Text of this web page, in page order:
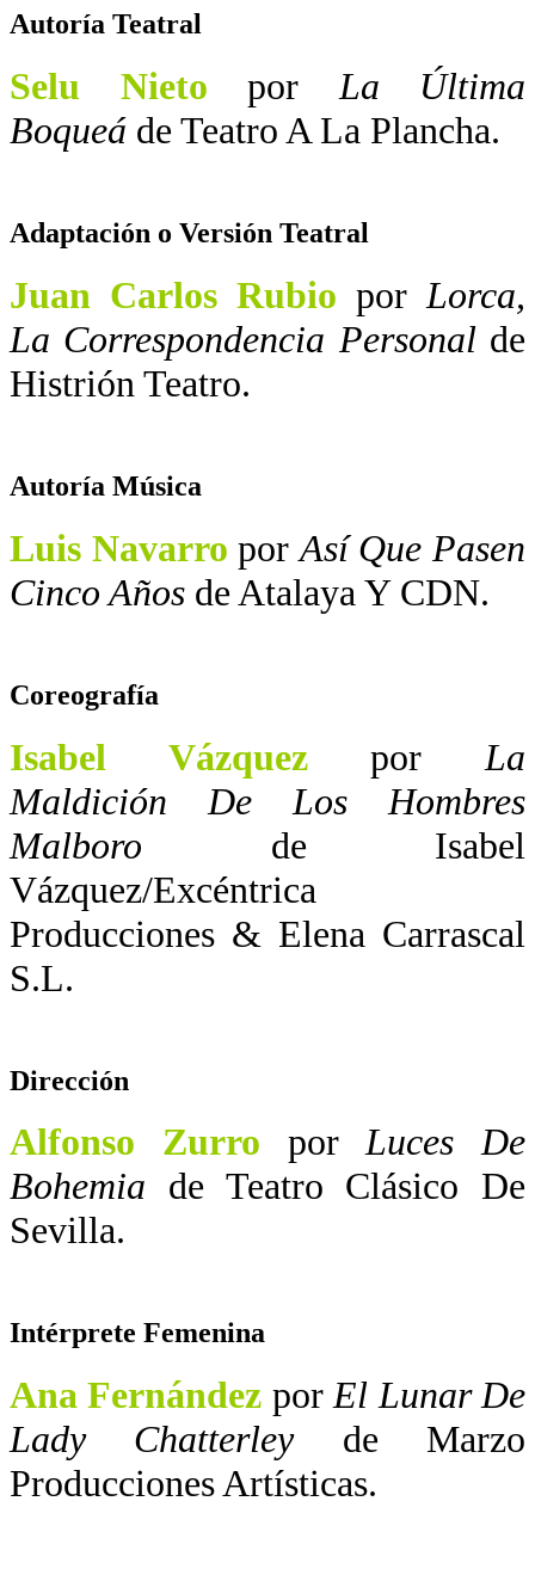
Autoría Teatral
Selu Nieto porLa Última
Boqueá de Teatro A La Plancha.
Adaptación o Versión Teatral
Juan Carlos Rubio por Lorca,
La Correspondencia Personalde
Histrión Teatro.
Autoría Música
Luis Navarro por Así Que Pasen
Cinco Años de Atalaya Y CDN.
Coreografía
Isabel Vázquezpor La
Maldición De Los Hombres
Malboro de Isabel
Vázquez/Excéntrica
Producciones & Elena Carrascal
S.L.
Dirección
Alfonso Zurro porLuces De
Bohemia de Teatro Clásico De
Sevilla.
Intérprete Femenina
Ana Fernández porEl Lunar De
Lady Chatterleyde Marzo
Producciones Artísticas.